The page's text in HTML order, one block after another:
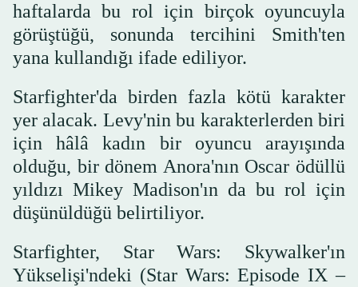
haftalarda bu rol için birçok oyuncuyla
görüştüğü, sonunda tercihini Smith'ten
yana kullandığı ifade ediliyor.
Starfighter'da birden fazla kötü karakter
yer alacak. Levy'nin bu karakterlerden biri
için hâlâ kadın bir oyuncu arayışında
olduğu, bir dönem Anora'nın Oscar ödüllü
yıldızı Mikey Madison'ın da bu rol için
düşünüldüğü belirtiliyor.
Starfighter, Star Wars: Skywalker'ın
Yükselişi'ndeki (Star Wars: Episode IX –